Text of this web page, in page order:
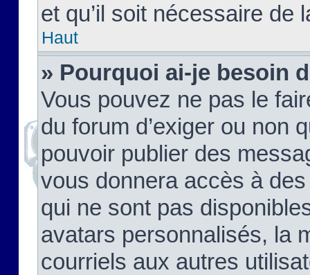
et qu’il soit nécessaire de
Haut
» Pourquoi ai-je besoin
Vous pouvez ne pas le
du forum d’exiger ou non
pouvoir publier des
vous donnera accès à
qui ne sont pas
avatars personnalisés, la
courriels aux autres